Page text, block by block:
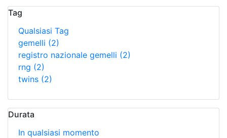
Tag
Qualsiasi Tag
gemelli (2)
registro nazionale gemelli (2)
rng (2)
twins (2)
Durata
In qualsiasi momento